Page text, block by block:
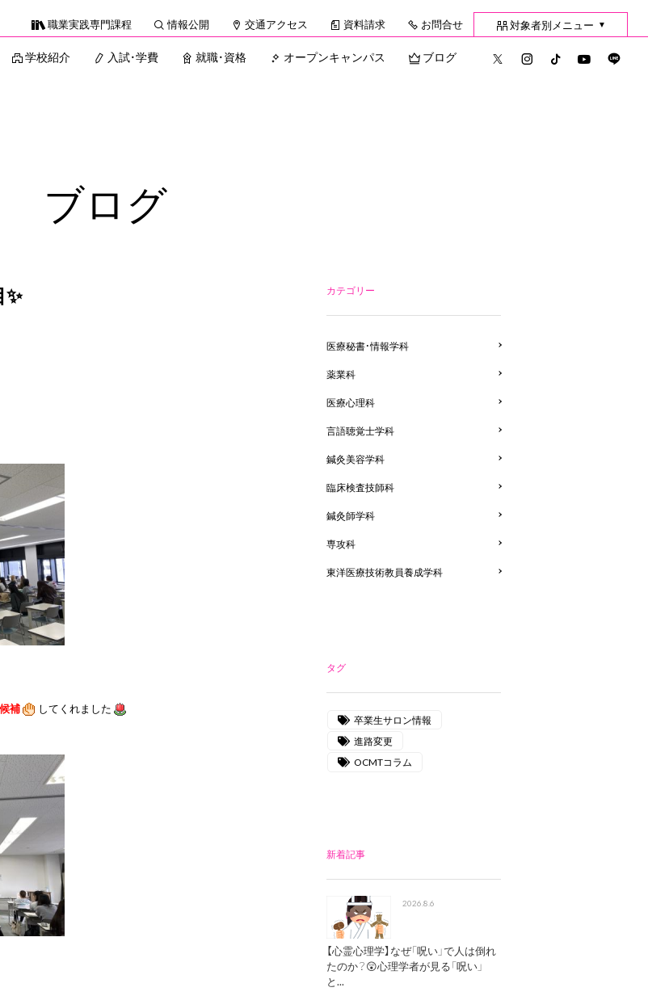
職業実践専門課程 情報公開 交通アクセス 資料請求 お問合せ 対象者別メニュー ▼
学校紹介 入試・学費 就職・資格 オープンキャンパス ブログ
ブログ
補 してくれました
カテゴリー
医療秘書・情報学科
薬業科
医療心理科
言語聴覚士学科
鍼灸美容学科
臨床検査技師科
鍼灸師学科
専攻科
東洋医療技術教員養成学科
タグ
卒業生サロン情報
進路変更
OCMTコラム
新着記事
2026.8.6
【心霊心理学】なぜ「呪い」で人は倒れ
たのか？😲心理学者が見る「呪い」
と...